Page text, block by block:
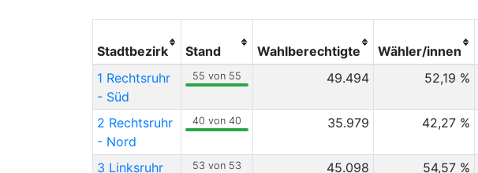
Stadtbezirk Stand Wahlberechtigte Wähler/innen
1 Rechtsruhr
- Süd
55 von 55 49.494 52,19 %
2 Rechtsruhr
- Nord
40 von 40 35.979 42,27 %
3 Linksruhr 53 von 53 45.098 54,57 %